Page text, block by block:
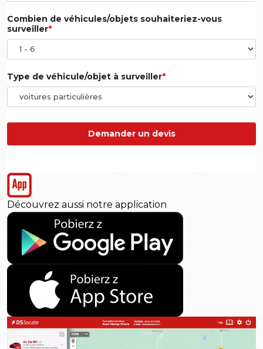
Combien de véhicules/objets souhaiteriez-vous
surveiller
Type de véhicule/objet à surveiller
Demander un devis
Découvrez aussi notre application